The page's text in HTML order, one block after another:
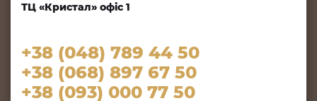
ТЦ «Кристал» офіс 1
+38 (048) 789 44 50
+38 (068) 897 67 50
+38 (093) 000 77 50